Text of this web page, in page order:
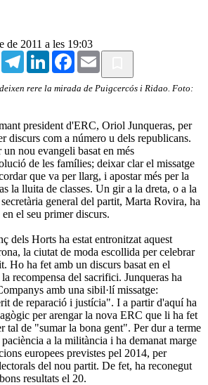
de 2011 a les 19:03
WhatsAppTelegramLinkedInFacebook
Email
rere la mirada de Puigcercós i Ridao. Foto:
president d'ERC, Oriol Junqueras, per
discurs com a número u dels republicans.
nou evangeli basat en més
de les famílies; deixar clar el missatge
que va per llarg, i apostar més per la
la lluita de classes. Un gir a la dreta, o a la
general del partit, Marta Rovira, ha
el seu primer discurs.
dels Horts ha estat entronitzat aquest
la ciutat de moda escollida per celebrar
Ho ha fet amb un discurs basat en el
recompensa del sacrifici. Junqueras ha
amb una sibil·lí missatge:
de reparació i justícia". I a partir d'aquí ha
per arengar la nova ERC que li ha fet
tal de "sumar la bona gent". Per dur a terme
a la militància i ha demanat marge
europees previstes pel 2014, per
del nou partit. De fet, ha reconegut
resultats el 20.